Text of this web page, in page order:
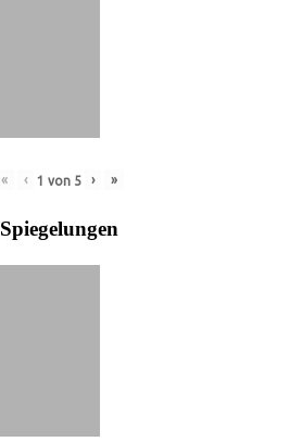
« ‹ 1 von 5 › »
Spiegelungen